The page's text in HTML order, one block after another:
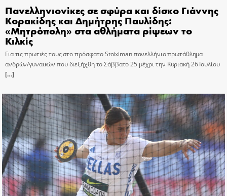
Πανελληνιονίκες σε σφύρα και δίσκο Γιάννης
Κορακίδης και Δημήτρης Παυλίδης:
«Μητρόπολη» στα αθλήματα ρίψεων το
Κιλκίς
Για τις πρωτιές τους στο πρόσφατο Stoiximan πανελλήνιο πρωτάθλημα
ανδρών/γυναικών που διεξήχθη το Σάββατο 25 μέχρι την Κυριακή 26 Ιουλίου
[…]